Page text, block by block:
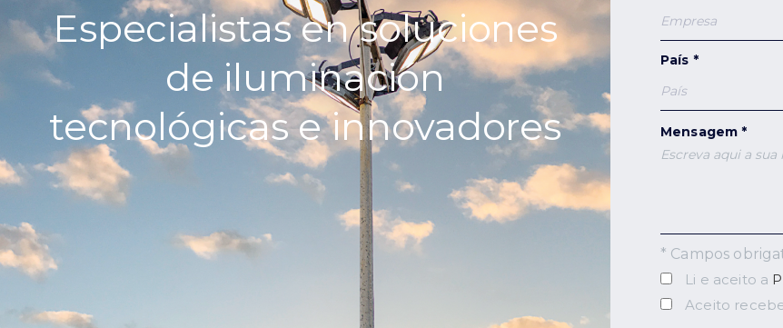
Especialistas en soluciones
de iluminación
tecnológicas e innovadores
País *
Mensagem *
* Campos
Li e aceito a
Aceito